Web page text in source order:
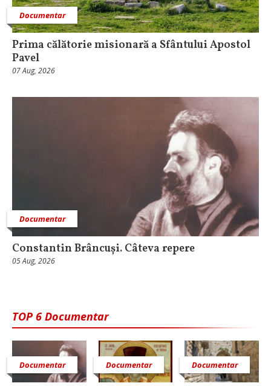
Documentar
Prima călătorie misionară a Sfântului Apostol
Pavel
07 Aug, 2026
Documentar
Constantin Brâncuși. Câteva repere
05 Aug, 2026
TOP 6 Documentar
Documentar Documentar Documentar